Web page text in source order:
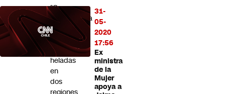
31-
05-
2020
17:56
Ex
ministra
de la
Mujer
apoya a
°C:
Meteorología
emite
alerta
por
heladas
en
dos
regiones